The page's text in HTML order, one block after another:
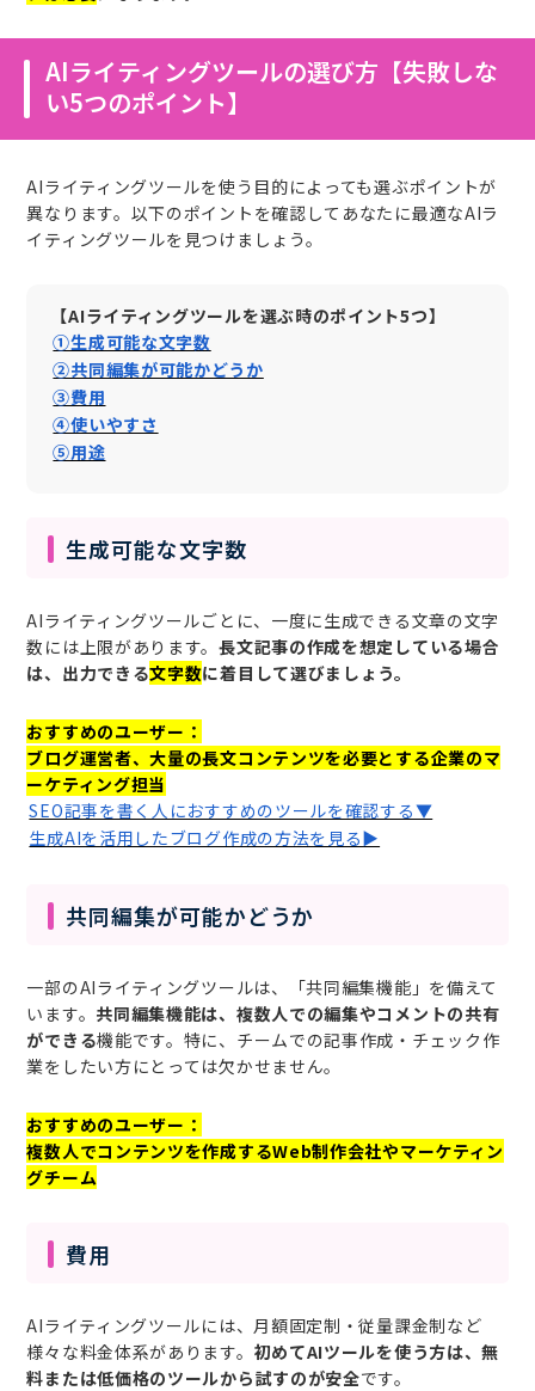
AIライティングツールの選び方【失敗しな
い5つのポイント】
AIライティングツールを使う目的によっても選ぶポイントが
異なります。以下のポイントを確認してあなたに最適なAIラ
イティングツールを見つけましょう。
【AIライティングツールを選ぶ時のポイント5つ】
①生成可能な文字数
②共同編集が可能かどうか
③費用
④使いやすさ
⑤用途
生成可能な文字数
AIライティングツールごとに、一度に生成できる文章の文字
数には上限があります。長文記事の作成を想定している場合
は、出力できる文字数に着目して選びましょう。
おすすめのユーザー：
ブログ運営者、大量の長文コンテンツを必要とする企業のマ
ーケティング担当
SEO記事を書く人におすすめのツールを確認する▼
生成AIを活用したブログ作成の方法を見る▶︎
共同編集が可能かどうか
一部のAIライティングツールは、「共同編集機能」を備えて
います。 共同編集機能は、複数人での編集やコメントの共有
ができる機能です。特に、チームでの記事作成・チェック作
業をしたい方にとっては欠かせません。
おすすめのユーザー：
複数人でコンテンツを作成するWeb制作会社やマーケティン
グチーム
費用
AIライティングツールには、月額固定制・従量課金制など
様々な料金体系があります。 初めてAIツールを使う方は、無
料または低価格のツールから試すのが安全です。